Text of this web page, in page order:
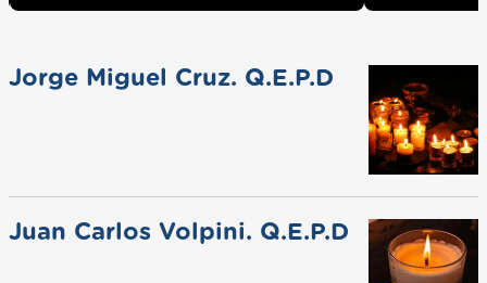
Jorge Miguel Cruz. Q.E.P.D
Juan Carlos Volpini. Q.E.P.D